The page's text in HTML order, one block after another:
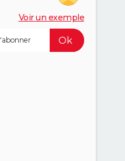
Voir un exemple